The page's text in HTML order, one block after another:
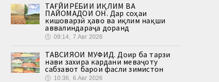
ТАҒЙИРЁБИИ ИҚЛИМ ВА
ПАЙОМАДҲОИ ОН. Дар соҳаи
кишоварзӣ ҳаво ва иқлим нақши
аввалиндараҷа доранд
🕔 09:14, 7.Авг 2026
ТАВСИЯҲОИ МУФИД. Доир ба тарзи
нави захира кардани меваҷоту
сабзавот барои фасли зимистон
🕔 10:36, 6.Авг 2026